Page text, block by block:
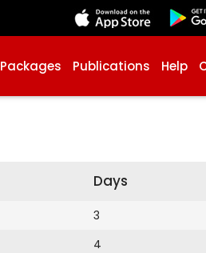
Packages Publications Help
Days
3
4